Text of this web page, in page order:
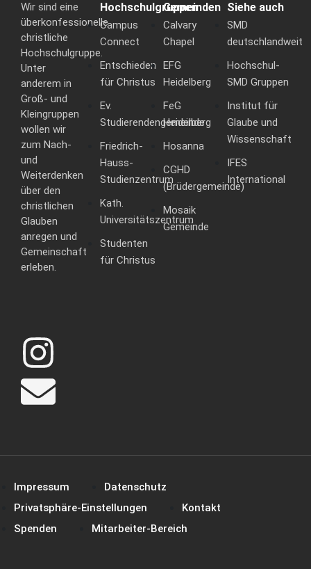
Wir sind eine
überkonfessionelle
christliche
Hochschulgruppe.
Unter
anderem in
Groß- und
Kleingruppen
wollen wir
zum Nach-
und
Weiterdenken
über den
christlichen
Glauben
anregen und
Gemeinschaft
erleben.
Hochschulgruppen
Campus
Connect
Entschieden
für Christus
Ev.
Studierendengemeinde
Friedrich-
Hauss-
Studienzentrum
Kath.
Universitätszentrum
Studenten
für Christus
Gemeinden
Calvary
Chapel
EFG
Heidelberg
FeG
Heidelberg
Hosanna
CGHD
(Brüdergemeinde)
Mosaik
Gemeinde
Siehe auch
SMD
deutschlandweit
Hochschul-
SMD Gruppen
Institut für
Glaube und
Wissenschaft
IFES
International
Impressum
Datenschutz
Privatsphäre-Einstellungen
Kontakt
Spenden
Mitarbeiter-Bereich